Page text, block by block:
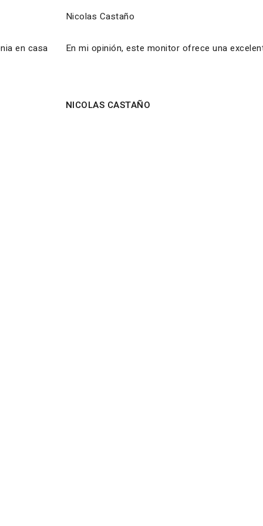
en casa
Nicolas Castaño
En mi opinión, este monitor ofrece una
NICOLAS CASTAÑO